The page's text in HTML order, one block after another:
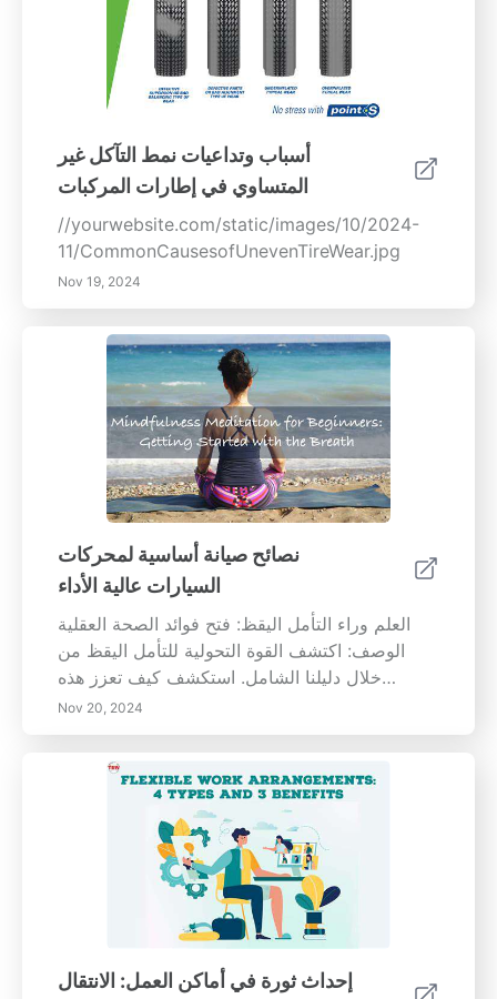
أسباب وتداعيات نمط التآكل غير
المتساوي في إطارات المركبات
//yourwebsite.com/static/images/10/2024-
11/CommonCausesofUnevenTireWear.jpg
Nov 19, 2024
نصائح صيانة أساسية لمحركات
السيارات عالية الأداء
العلم وراء التأمل اليقظ: فتح فوائد الصحة العقلية
الوصف: اكتشف القوة التحولية للتأمل اليقظ من
خلال دليلنا الشامل. استكشف كيف تعزز هذه
الممارسة القديمة الرفاه العقلي من خلال تقليل
الضغوط والقلق، وتحسين التركيز وتنظيم العواطف.
تعرف على الفوائد العلمية لممارسة التأمل بانتظام
وتأثيرها الإيجابي على الصحة البدنية والعقلية. انضم
إلينا في رحلة لزراعة اليقظة من أجل حياة أكثر ثراءً
Nov 20, 2024
إحداث ثورة في أماكن العمل: الانتقال